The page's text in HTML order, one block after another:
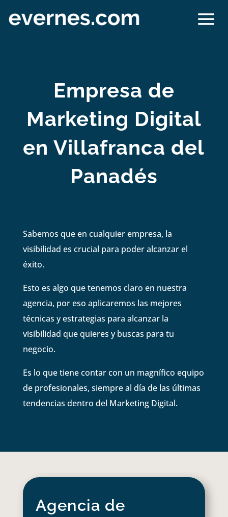
Empresa de
Marketing Digital
en Villafranca del
Panadés
Sabemos que en cualquier empresa, la
visibilidad es crucial para poder alcanzar el
éxito.
Esto es algo que tenemos claro en nuestra
agencia, por eso aplicaremos las mejores
técnicas y estrategias para alcanzar la
visibilidad que quieres y buscas para tu
negocio.
Es lo que tiene contar con un magnífico equipo
de profesionales, siempre al día de las últimas
tendencias dentro del Marketing Digital.
Agencia de